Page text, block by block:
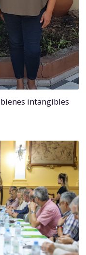
intangibles